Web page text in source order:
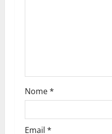
Nome*
Email *